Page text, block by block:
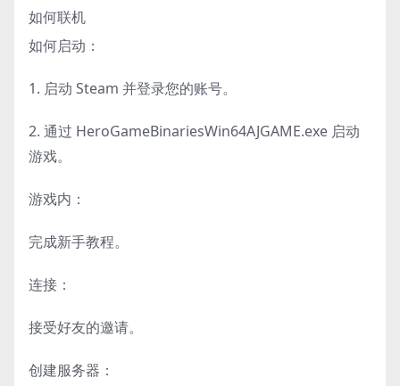
如何联机
如何启动：
1. 启动 Steam 并登录您的账号。
2. 通过 HeroGameBinariesWin64AJGAME.exe 启动
游戏。
游戏内：
完成新手教程。
连接：
接受好友的邀请。
创建服务器：